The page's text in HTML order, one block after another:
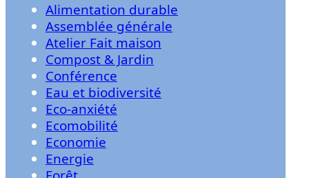
Alimentation durable
Assemblée générale
Atelier Fait maison
Compost & Jardin
Conférence
Eau et biodiversité
Eco-anxiété
Ecomobilité
Economie
Energie